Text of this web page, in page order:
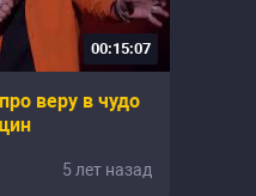
00:15:07
веру в чудо
5 лет назад